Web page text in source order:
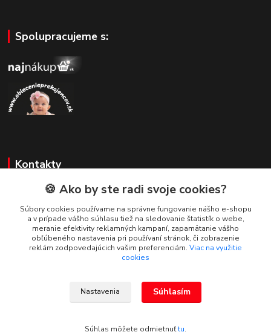
Spolupracujeme s:
Kontakty
Zákaznícka podpora
+421 908 479 200
info@ludovymotiv.sk
Dvorščáková, Za vodou 1388/12, 064 01 Stará Ľubovňa, info@ludovymotiv.sk
🍪 Ako by ste radi svoje cookies?
Súbory cookies používame na správne fungovanie nášho e-shopu
a v prípade vášho súhlasu tiež na sledovanie štatistík o webe,
meranie efektivity reklamných kampaní, zapamätanie vášho
obľúbeného nastavenia pri používaní stránok, či zobrazenie
reklám zodpovedajúcich vašim preferenciám. Viac na využitie
cookies
Nastavenia Súhlasím
Súhlas môžete odmietnuťtu.